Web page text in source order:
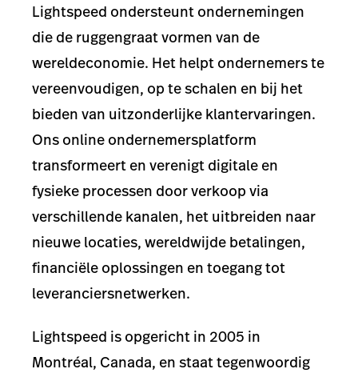
Lightspeed ondersteunt ondernemingen
die de ruggengraat vormen van de
wereldeconomie. Het helpt ondernemers te
vereenvoudigen, op te schalen en bij het
bieden van uitzonderlijke klantervaringen.
Ons online ondernemersplatform
transformeert en verenigt digitale en
fysieke processen door verkoop via
verschillende kanalen, het uitbreiden naar
nieuwe locaties, wereldwijde betalingen,
financiële oplossingen en toegang tot
leveranciersnetwerken.
Lightspeed is opgericht in 2005 in
Montréal, Canada, en staat tegenwoordig